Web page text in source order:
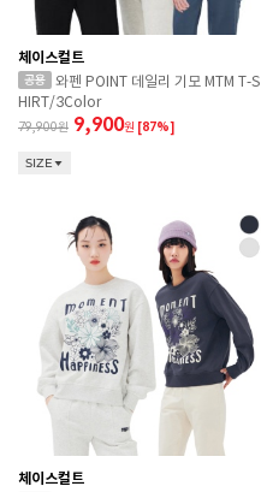
체이스컬트
와펜 POINT 데일리 기모 MTM T-S
HIRT/3Color
79,900 9,900원 [87%]
SIZE
체이스컬트